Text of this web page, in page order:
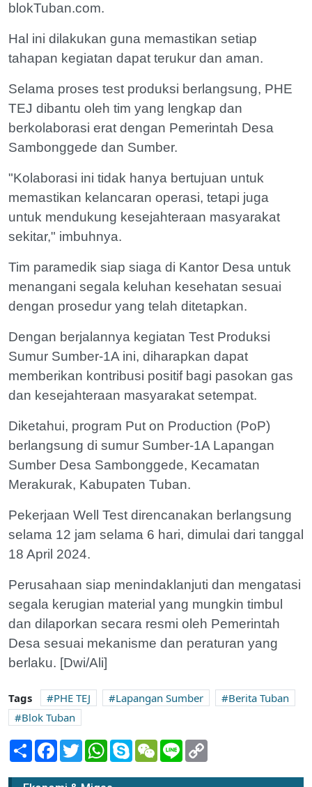
blokTuban.com.
Hal ini dilakukan guna memastikan setiap
tahapan kegiatan dapat terukur dan aman.
Selama proses test produksi berlangsung, PHE
TEJ dibantu oleh tim yang lengkap dan
berkolaborasi erat dengan Pemerintah Desa
Sambonggede dan Sumber.
"Kolaborasi ini tidak hanya bertujuan untuk
memastikan kelancaran operasi, tetapi juga
untuk mendukung kesejahteraan masyarakat
sekitar," imbuhnya.
Tim paramedik siap siaga di Kantor Desa untuk
menangani segala keluhan kesehatan sesuai
dengan prosedur yang telah ditetapkan.
Dengan berjalannya kegiatan Test Produksi
Sumur Sumber-1A ini, diharapkan dapat
memberikan kontribusi positif bagi pasokan gas
dan kesejahteraan masyarakat setempat.
Diketahui, program Put on Production (PoP)
berlangsung di sumur Sumber-1A Lapangan
Sumber Desa Sambonggede, Kecamatan
Merakurak, Kabupaten Tuban.
Pekerjaan Well Test direncanakan berlangsung
selama 12 jam selama 6 hari, dimulai dari tanggal
18 April 2024.
Perusahaan siap menindaklanjuti dan mengatasi
segala kerugian material yang mungkin timbul
dan dilaporkan secara resmi oleh Pemerintah
Desa sesuai mekanisme dan peraturan yang
berlaku. [Dwi/Ali]
Tags PHE TEJ Lapangan Sumber
Berita Tuban
Blok Tuban
Share Facebook
TwitterWhatsApp
SkypeWeChatLine